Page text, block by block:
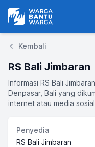
Warga Bantu Warga
Kembali
RS Bali Jimbaran
Informasi RS Bali
Denpasar, Bali yang
internet atau media
Penyedia
RS Bali Jimbaran